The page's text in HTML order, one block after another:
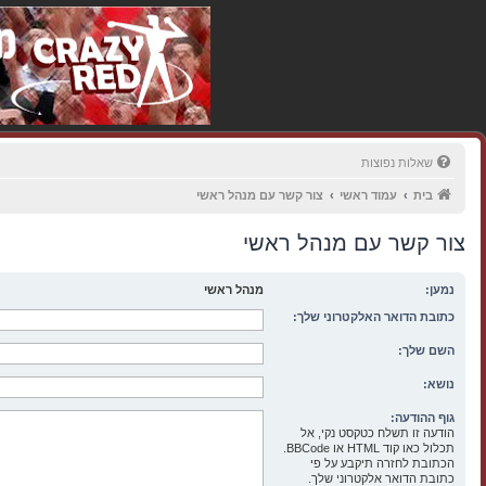
שאלות נפוצות
בית עמוד ראשי צור קשר עם מנהל ראשי
צור קשר עם מנהל ראשי
נמען: מנהל ראשי
כתובת הדואר האלקטרוני שלך:
השם שלך:
נושא:
גוף ההודעה:
הודעה זו תשלח כטקסט נקי, אל
הכתובת לחזרה תיקבע על פי
כתובת הדואר אלקטרוני שלך.